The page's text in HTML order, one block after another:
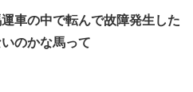
車の中で転んで故障発生した
のかな馬って